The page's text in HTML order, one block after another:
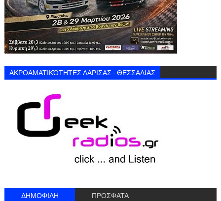
ΑΚΡΟΑΜΑΤΙΚΌΤΗΤΕΣ ΛΑΡΙΣΑΣ - ΘΕΣΣΑΛΙΑΣ
ΔΗΜΟΦΙΛΗ ΠΡΟΣΦΑΤΑ